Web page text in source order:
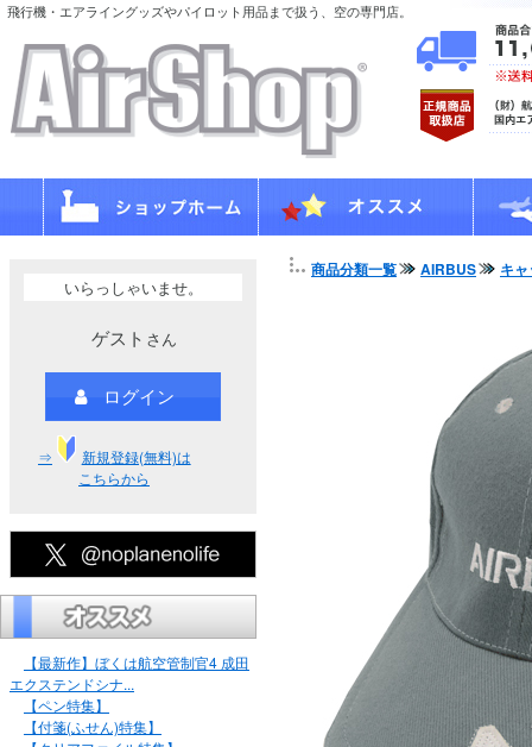
飛行機・エアライングッズやパイロット用品まで扱う、空の専門店。
いらっしゃいませ。
ゲスト さん
ログイン
⇒
新規登録(無料)は
こちらから
【最新作】ぼくは航空管制官4 成田
エクステンドシナ...
【ペン特集】
【付箋(ふせん)特集】
商品分類一覧 AIRBUS キ